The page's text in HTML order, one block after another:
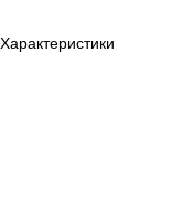
Характеристики